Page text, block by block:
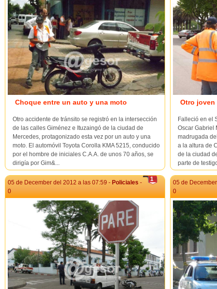
Choque entre un auto y una moto
Otro accidente de tránsito se registró en la intersección
de las calles Giménez e Ituzaingó de la ciudad de
Mercedes, protagonizado esta vez por un auto y una
moto. El automóvil Toyota Corolla KMA 5215, conducido
por el hombre de iniciales C.A.A. de unos 70 años, se
dirigía por Gim&...
Otro joven
Falleció en el
Oscar Gabriel
madrugada
a la altura de
de la ciudad
parte de
1
05 de December del 2012 a las 07:59 - Policiales -
0
05 de
0